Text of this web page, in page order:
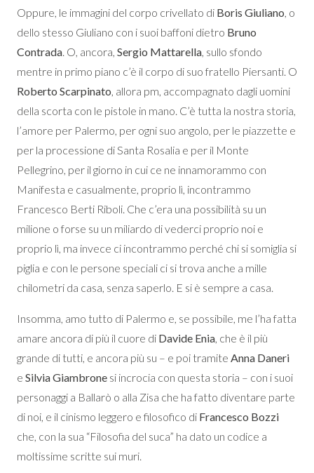
Oppure, le immagini del corpo crivellato di Boris Giuliano , o
dello stesso Giuliano con i suoi baffoni dietro Bruno
Contrada . O, ancora, Sergio Mattarella , sullo sfondo
mentre in primo piano c’è il corpo di suo fratello Piersanti. O
Roberto Scarpinato , allora pm, accompagnato dagli uomini
della scorta con le pistole in mano. C’è tutta la nostra storia,
l’amore per Palermo, per ogni suo angolo, per le piazzette e
per la processione di Santa Rosalia e per il Monte
Pellegrino, per il giorno in cui ce ne innamorammo con
Manifesta e casualmente, proprio lì, incontrammo
Francesco Berti Riboli. Che c’era una possibilità su un
milione o forse su un miliardo di vederci proprio noi e
proprio lì, ma invece ci incontrammo perché chi si somiglia si
piglia e con le persone speciali ci si trova anche a mille
chilometri da casa, senza saperlo. E si è sempre a casa.
Insomma, amo tutto di Palermo e, se possibile, me l’ha fatta
amare ancora di più il cuore di Davide Enia , che è il più
grande di tutti, e ancora più su – e poi tramite Anna Daneri
e Silvia Giambrone si incrocia con questa storia – con i suoi
personaggi a Ballarò o alla Zisa che ha fatto diventare parte
di noi, e il cinismo leggero e filosofico di Francesco Bozzi
che, con la sua “Filosofia del suca” ha dato un codice a
moltissime scritte sui muri.